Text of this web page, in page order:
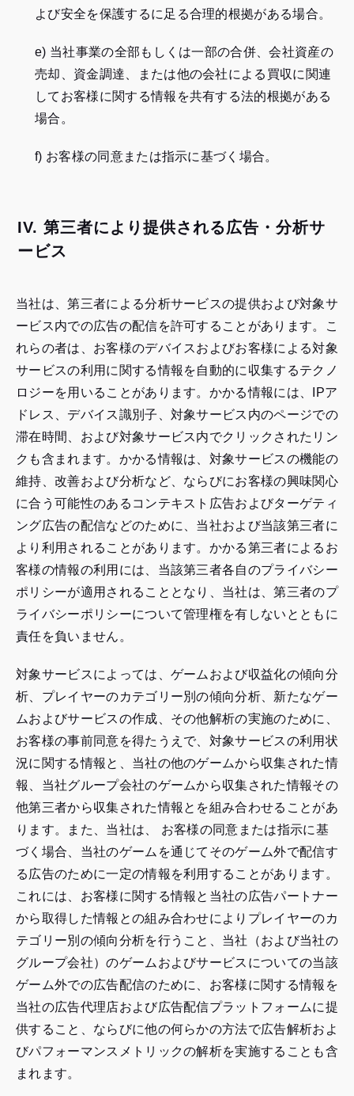
よび安全を保護するに足る合理的根拠がある場合。
e) 当社事業の全部もしくは一部の合併、会社資産の
売却、資金調達、または他の会社による買収に関連
してお客様に関する情報を共有する法的根拠がある
場合。
f) お客様の同意または指示に基づく場合。
IV. 第三者により提供される広告・分析サ
ービス
当社は、第三者による分析サービスの提供および対象サ
ービス内での広告の配信を許可することがあります。こ
れらの者は、お客様のデバイスおよびお客様による対象
サービスの利用に関する情報を自動的に収集するテクノ
ロジーを用いることがあります。かかる情報には、IPア
ドレス、デバイス識別子、対象サービス内のページでの
滞在時間、および対象サービス内でクリックされたリン
クも含まれます。かかる情報は、対象サービスの機能の
維持、改善および分析など、ならびにお客様の興味関心
に合う可能性のあるコンテキスト広告およびターゲティ
ング広告の配信などのために、当社および当該第三者に
より利用されることがあります。かかる第三者によるお
客様の情報の利用には、当該第三者各自のプライバシー
ポリシーが適用されることとなり、当社は、第三者のプ
ライバシーポリシーについて管理権を有しないとともに
責任を負いません。
対象サービスによっては、ゲームおよび収益化の傾向分
析、プレイヤーのカテゴリー別の傾向分析、新たなゲー
ムおよびサービスの作成、その他解析の実施のために、
お客様の事前同意を得たうえで、対象サービスの利用状
況に関する情報と、当社の他のゲームから収集された情
報、当社グループ会社のゲームから収集された情報その
他第三者から収集された情報とを組み合わせることがあ
ります。また、当社は、 お客様の同意または指示に基
づく場合、当社のゲームを通じてそのゲーム外で配信す
る広告のために一定の情報を利用することがあります。
これには、お客様に関する情報と当社の広告パートナー
から取得した情報との組み合わせによりプレイヤーのカ
テゴリー別の傾向分析を行うこと、当社（および当社の
グループ会社）のゲームおよびサービスについての当該
ゲーム外での広告配信のために、お客様に関する情報を
当社の広告代理店および広告配信プラットフォームに提
供すること、ならびに他の何らかの方法で広告解析およ
びパフォーマンスメトリックの解析を実施することも含
まれます。